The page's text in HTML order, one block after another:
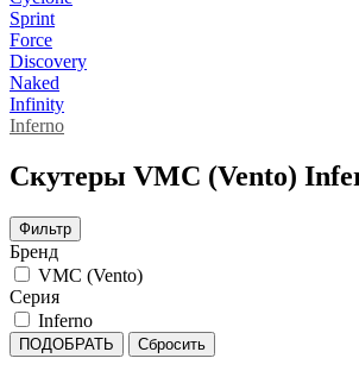
Sprint
Force
Discovery
Naked
Infinity
Inferno
Скутеры VMC (Vento)
Фильтр
Бренд
VMC (Vento)
Серия
Inferno
ПОДОБРАТЬ Сбросить